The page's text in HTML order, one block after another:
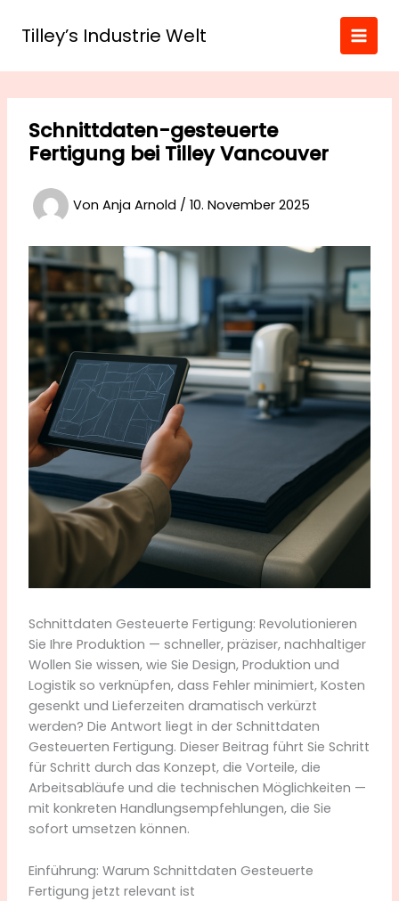
InhaltTilley’s Industrie Welt
Schnittdaten-gesteuerte
Fertigung bei Tilley Vancouver
Von Anja Arnold / 10. November 2025
Schnittdaten Gesteuerte Fertigung: Revolutionieren
Sie Ihre Produktion — schneller, präziser, nachhaltiger
Wollen Sie wissen, wie Sie Design, Produktion und
Logistik so verknüpfen, dass Fehler minimiert, Kosten
gesenkt und Lieferzeiten dramatisch verkürzt
werden? Die Antwort liegt in der Schnittdaten
Gesteuerten Fertigung. Dieser Beitrag führt Sie Schritt
für Schritt durch das Konzept, die Vorteile, die
Arbeitsabläufe und die technischen Möglichkeiten —
mit konkreten Handlungsempfehlungen, die Sie
sofort umsetzen können.
Einführung: Warum Schnittdaten Gesteuerte
Fertigung jetzt relevant ist